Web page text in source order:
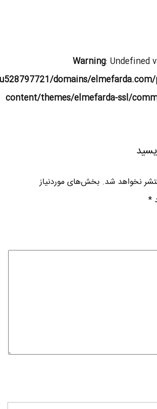
Warning: Undefined
domains/
content/themes/elmefarda-ssl/
نخواهد شد. بخش‌های موردنیاز
*